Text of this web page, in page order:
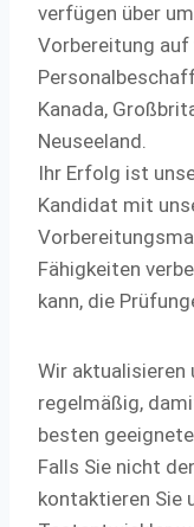
verfügen über
Vorbereitung auf
Kanada,
Neuseeland.
Ihr Erfolg ist
Kandidat mit
Fähigkeiten
kann, die
Wir aktualisieren
regelmäßig,
besten
Falls Sie nicht
kontaktieren Sie